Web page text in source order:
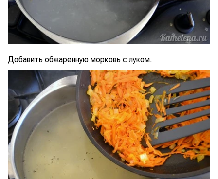
Добавить обжаренную морковь с луком.